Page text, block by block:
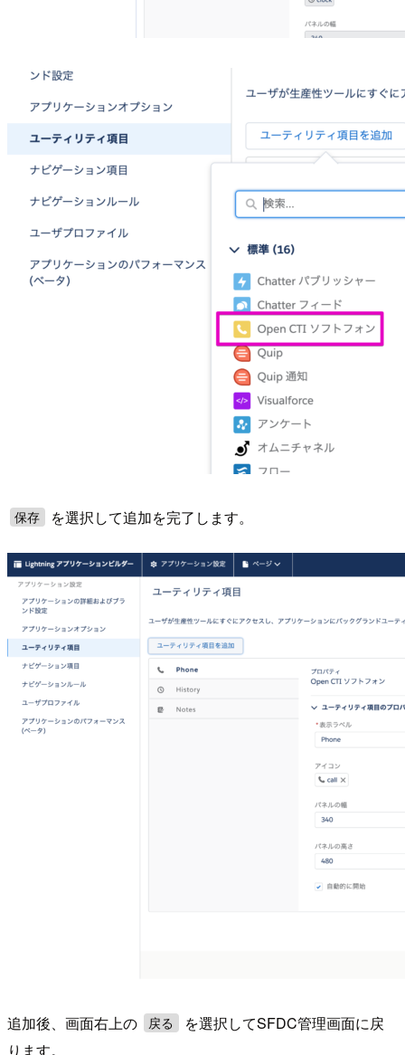
保存 を選択して追加を完了します。
追加後、画面右上の 戻る
を選択してSFDC管理画面に戻
ります。